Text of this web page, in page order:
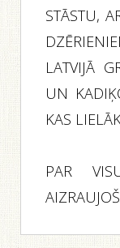
STĀSTU,
LATVIJĀ
UN
KAS
PAR